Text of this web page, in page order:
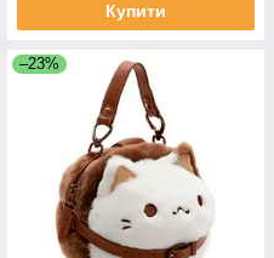
Купити
–23%